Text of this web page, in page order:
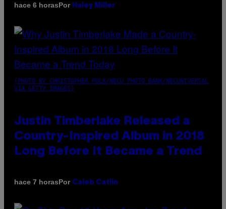
hace 6 horasPor Haley Miller
(PHOTO BY CHRISTOPHER POLK/NBCU PHOTO BANK/NBCUNIVERSAL
VIA GETTY IMAGES)
Justin Timberlake Released a
Country-Inspired Album in 2018
Long Before It Became a Trend
hace 7 horasPor Caleb Catlin